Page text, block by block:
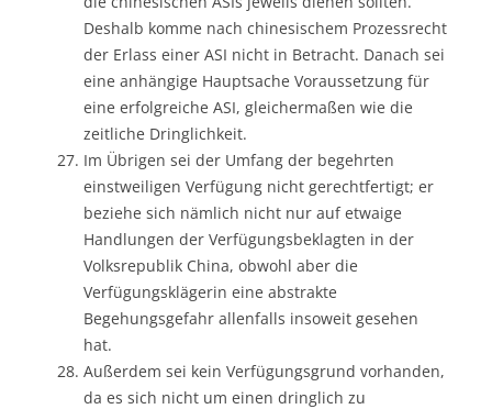
Deshalb komme nach chinesischem Prozessrecht
der Erlass einer ASI nicht in Betracht. Danach sei
eine anhängige Hauptsache Voraussetzung für
eine erfolgreiche ASI, gleichermaßen wie die
zeitliche Dringlichkeit.
Im Übrigen sei der Umfang der begehrten
einstweiligen Verfügung nicht gerechtfertigt; er
beziehe sich nämlich nicht nur auf etwaige
Handlungen der Verfügungsbeklagten in der
Volksrepublik China, obwohl aber die
Verfügungsklägerin eine abstrakte
Begehungsgefahr allenfalls insoweit gesehen
hat.
Außerdem sei kein Verfügungsgrund vorhanden,
da es sich nicht um einen dringlich zu